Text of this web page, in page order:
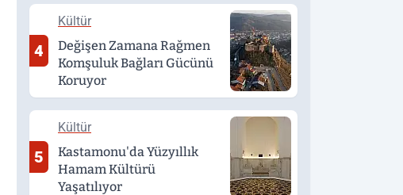
4
Kültür
Değişen Zamana Rağmen
Komşuluk Bağları Gücünü
Koruyor
5
Kültür
Kastamonu'da Yüzyıllık
Hamam Kültürü
Yaşatılıyor